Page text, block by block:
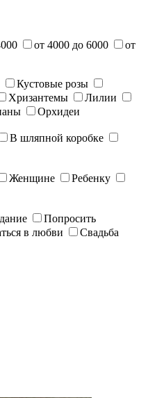
от 4000 до 6000
от
Кустовые розы
Хризантемы
Лилии
Орхидеи
В шляпной коробке
Женщине
Ребенку
Попросить
в любви
Свадьба